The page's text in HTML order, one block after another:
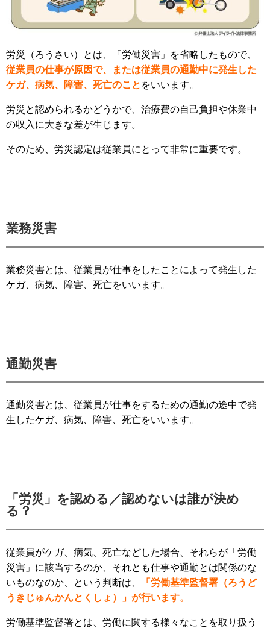
労災（ろうさい）とは、「労働災害」を省略したもので、
従業員の仕事が原因で、または従業員の通勤中に発生した
ケガ、病気、障害、死亡のこと をいいます。
労災と認められるかどうかで、治療費の自己負担や休業中
の収入に大きな差が生じます。
そのため、労災認定は従業員にとって非常に重要です。
業務災害
業務災害とは、従業員が仕事をしたことによって発生した
ケガ、病気、障害、死亡をいいます。
通勤災害
通勤災害とは、従業員が仕事をするための通勤の途中で発
生したケガ、病気、障害、死亡をいいます。
「労災」を認める／認めないは誰が決め
る？
従業員がケガ、病気、死亡などした場合、それらが「労働
災害」に該当するのか、それとも仕事や通勤とは関係のな
いものなのか、という判断は、
「労働基準監督署（ろうど
うきじゅんかんとくしょ）」が行います。
労働基準監督署とは、労働に関する様々なことを取り扱う